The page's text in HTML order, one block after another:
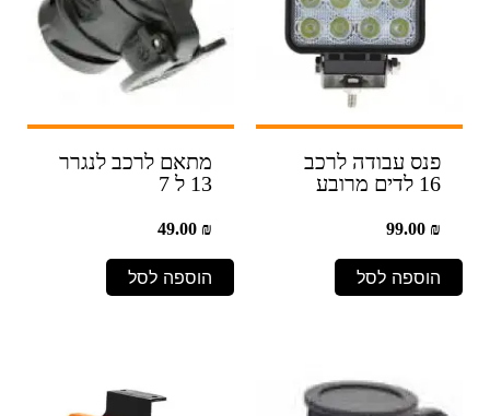
פנס עבודה לרכב
16 לדים מרובע
99.00₪
הוספה לסל
מתאם לרכב לנגרר
13 ל 7
49.00₪
הוספה לסל